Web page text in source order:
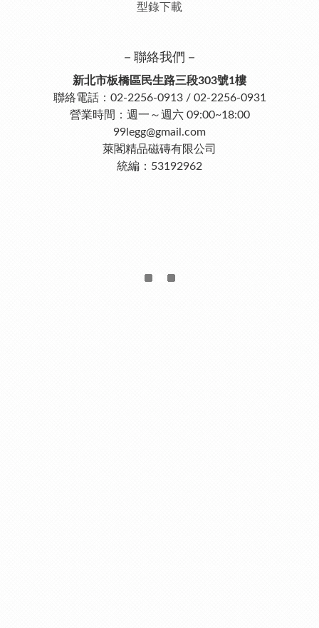
型錄下載
－聯絡我們－
新北市板橋區民生路三段303號1樓
聯絡電話：02-2256-0913 / 02-2256-0931
營業時間：週一～週六 09:00~18:00
99legg@gmail.com
萊閣精品磁磚有限公司
統編：53192962